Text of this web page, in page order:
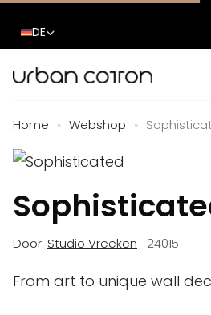
DE
Home » Webshop »
Door: Studio Vreeken 24015
From art to unique wall